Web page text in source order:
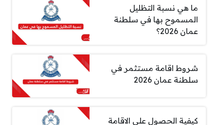
ما هي نسبة التظليل
المسموح بها في سلطنة
عمان 2026؟
شروط اقامة مستثمر في
سلطنة عمان 2026
كيفية الحصول على الاقامة